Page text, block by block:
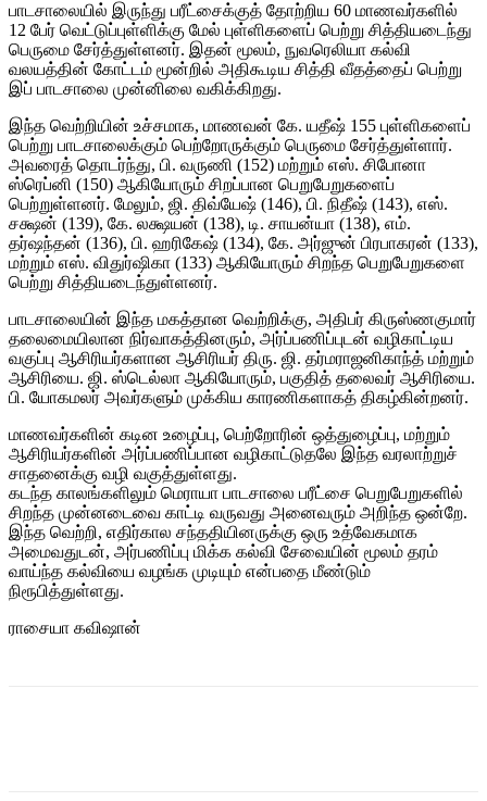
பாடசாலையில் இருந்து பரீட்சைக்குத் தோற்றிய 60 மாணவர்களில்
12 பேர் வெட்டுப்புள்ளிக்கு மேல் புள்ளிகளைப் பெற்று சித்தியடைந்து
பெருமை சேர்த்துள்ளனர். இதன் மூலம், நுவரெலியா கல்வி
வலயத்தின் கோட்டம் மூன்றில் அதிகூடிய சித்தி வீதத்தைப் பெற்று
இப் பாடசாலை முன்னிலை வகிக்கிறது.
இந்த வெற்றியின் உச்சமாக, மாணவன் கே. யதீஷ் 155 புள்ளிகளைப்
பெற்று பாடசாலைக்கும் பெற்றோருக்கும் பெருமை சேர்த்துள்ளார்.
அவரைத் தொடர்ந்து, பி. வருணி (152) மற்றும் எஸ். சிபோனா
ஸ்ரெப்னி (150) ஆகியோரும் சிறப்பான பெறுபேறுகளைப்
பெற்றுள்ளனர். மேலும், ஜி. திவ்யேஷ் (146), பி. நிதீஷ் (143), எஸ்.
சக்ஷன் (139), கே. லக்ஷயன் (138), டி. சாயன்யா (138), எம்.
தர்ஷந்தன் (136), பி. ஹரிகேஷ் (134), கே. அர்ஜுன் பிரபாகரன் (133),
மற்றும் எஸ். விதுர்ஷிகா (133) ஆகியோரும் சிறந்த பெறுபேறுகளை
பெற்று சித்தியடைந்துள்ளனர்.
பாடசாலையின் இந்த மகத்தான வெற்றிக்கு, அதிபர் கிருஸ்ணகுமார்
தலைமையிலான நிர்வாகத்தினரும், அர்ப்பணிப்புடன் வழிகாட்டிய
வகுப்பு ஆசிரியர்களான ஆசிரியர் திரு. ஜி. தர்மராஜனிகாந்த் மற்றும்
ஆசிரியை. ஜி. ஸ்டெல்லா ஆகியோரும், பகுதித் தலைவர் ஆசிரியை.
பி. யோகமலர் அவர்களும் முக்கிய காரணிகளாகத் திகழ்கின்றனர்.
மாணவர்களின் கடின உழைப்பு, பெற்றோரின் ஒத்துழைப்பு, மற்றும்
ஆசிரியர்களின் அர்ப்பணிப்பான வழிகாட்டுதலே இந்த வரலாற்றுச்
சாதனைக்கு வழி வகுத்துள்ளது.
கடந்த காலங்களிலும் மெராயா பாடசாலை பரீட்சை பெறுபேறுகளில்
சிறந்த முன்னடைவை காட்டி வருவது அனைவரும் அறிந்த ஒன்றே.
இந்த வெற்றி, எதிர்கால சந்ததியினருக்கு ஒரு உத்வேகமாக
அமைவதுடன், அர்பணிப்பு மிக்க கல்வி சேவையின் மூலம் தரம்
வாய்ந்த கல்வியை வழங்க முடியும் என்பதை மீண்டும்
நிரூபித்துள்ளது.
ராசையா கவிஷான்